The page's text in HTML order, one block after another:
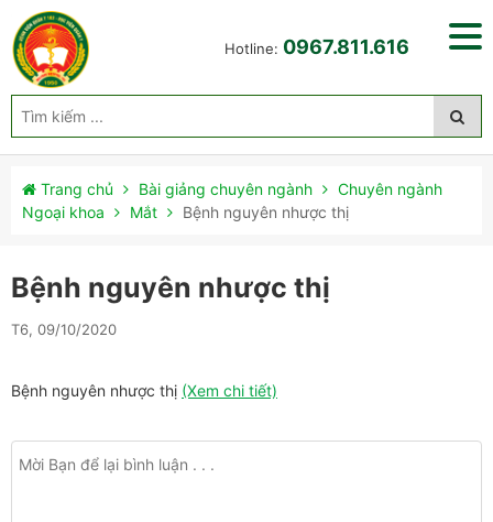
Hotline: 0967.811.616
Trang chủ Bài giảng chuyên ngành
Chuyên ngành
Ngoại khoa
Mắt Bệnh nguyên nhược thị
Bệnh nguyên nhược thị
T6, 09/10/2020
Bệnh nguyên nhược thị (Xem chi tiết)